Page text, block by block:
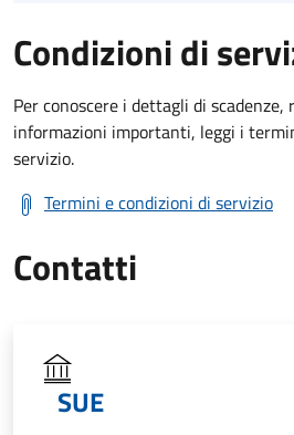
Condizioni di
Per conoscere i dettagli di
informazioni importanti, leggi i
servizio.
Termini e condizioni di servizio
Contatti
SUE